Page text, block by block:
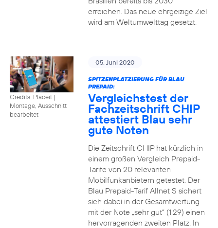
erreichen. Das neue ehrgeizige Ziel
wird am Weltumwelttag gesetzt.
Credits: Placeit |
Montage, Ausschnitt
bearbeitet
05. Juni 2020
SPITZENPLATZIERUNG FÜR BLAU
PREPAID:
Vergleichstest der
Fachzeitschrift CHIP
attestiert Blau sehr
gute Noten
Die Zeitschrift CHIP hat kürzlich in
einem großen Vergleich Prepaid-
Tarife von 20 relevanten
Mobilfunkanbietern getestet. Der
Blau Prepaid-Tarif Allnet S sichert
sich dabei in der Gesamtwertung
mit der Note „sehr gut“ (1,29) einen
hervorragenden zweiten Platz. In